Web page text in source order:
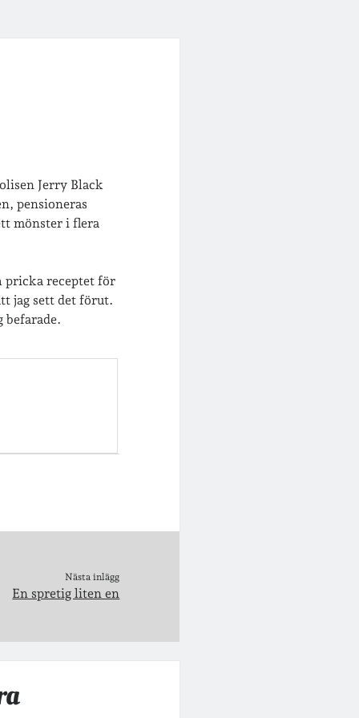
Jerry Black
pensioneras
mönster i flera
pricka receptet för
jag sett det förut.
Nästa inlägg
En spretig liten en